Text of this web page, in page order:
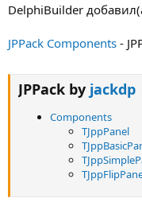
DelphiBuilder
JPPack Components -
JPPack by jackdp
Components
TJppPanel